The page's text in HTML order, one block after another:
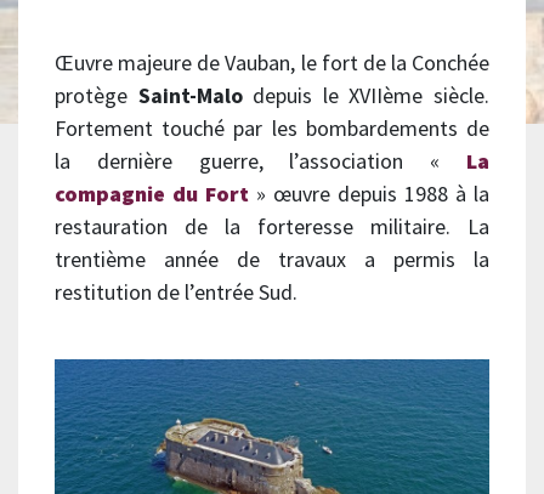
Œuvre majeure de Vauban, le fort de la Conchée
protège Saint-Malodepuis le XVIIème siècle.
Fortement touché par les bombardements de
la dernière guerre, l’association « La
compagnie du Fort » œuvre depuis 1988 à la
restauration de la forteresse militaire. La
trentième année de travaux a permis la
restitution de l’entrée Sud.